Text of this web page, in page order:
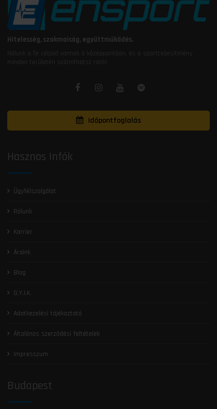
Hitelesség, szakmaiság, együttműködés.
Nálunk a Te céljaid vannak a középpontban, és a sportteljesítmény
minden területén számíthatsz ránk!
Időpontfoglalás
Hasznos Infók
Ügyfélszolgálat
Rólunk
Karrier
Áraink
Blog
G.Y.I.K.
Adatkezelési tájékoztató
Általános szerződési feltételek
Impresszum
Budapest